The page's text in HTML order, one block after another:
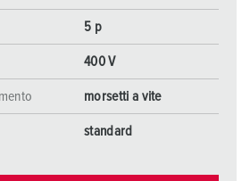
5 p
400 V
morsetti a vite
standard